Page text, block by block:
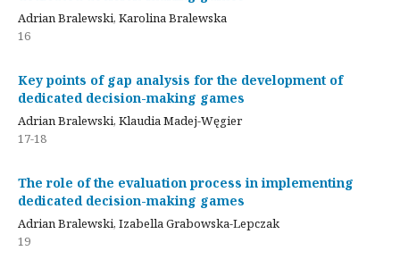
Adrian Bralewski, Karolina Bralewska
16
Key points of gap analysis for the development of
dedicated decision-making games
Adrian Bralewski, Klaudia Madej-Węgier
17-18
The role of the evaluation process in implementing
dedicated decision-making games
Adrian Bralewski, Izabella Grabowska-Lepczak
19